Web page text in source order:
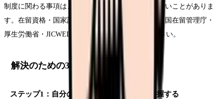
制度に関わる事項は、職場の事務担当者も詳しくないことがありま
す。在留資格・国家試験の正式な情報は、必ず出入国在留管理庁・
厚生労働省・JICWELSの公式情報で確認してください。
解決のための3ステップ
ステップ1：自分の制度上の立場を正確に把握する